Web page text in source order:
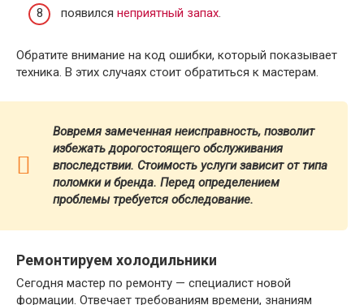
появился неприятный запах.
Обратите внимание на код ошибки, который показывает
техника. В этих случаях стоит обратиться к мастерам.
Вовремя замеченная неисправность, позволит
избежать дорогостоящего обслуживания
впоследствии. Стоимость услуги зависит от типа
поломки и бренда. Перед определением
проблемы требуется обследование.
Ремонтируем холодильники
Сегодня мастер по ремонту — специалист новой
формации. Отвечает требованиям времени, знаниям